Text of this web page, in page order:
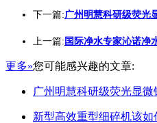
下一篇:广州明慧科研级荧光
上一篇: 国际净水专家沁诺净
更多»您可能感兴趣的文章:
广州明慧科研级荧光显
新型高效重型细碎机该